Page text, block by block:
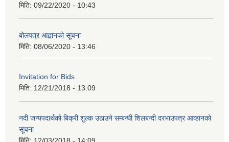
मिति: 09/22/2020 - 10:43
बोलपत्र आह्वानको सूचना
मिति: 08/06/2020 - 13:46
Invitation for Bids
मिति: 12/21/2018 - 13:09
नदी जन्यपदार्थको बिक्री शुल्क उठाउने सम्बन्धी शिलबन्दी दरभाउपत्र आव्हानको
सूचना
मिति: 12/03/2018 - 14:09